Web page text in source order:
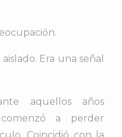
Era una señal
aquellos años
a perder